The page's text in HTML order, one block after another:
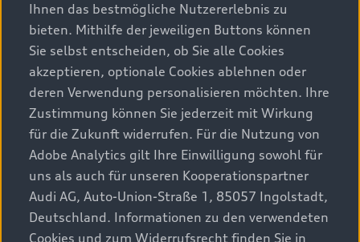
Alle Modelle
Modelle vergleichen
Elektromodelle
Plug-in-Hybride
Beratung & Kauf
Aktuelle Angebote
Sofort verfügbare Neuwagen
Gebrauchtwagen
Audi Gebrauchtwagen :plus
Geschäftskunden
Service & Zubehör
Audi Original Zubehör
Audi Services
Audi digital services
myAudi
Kundenbereich
Kontakt
Audi Partner finden
Probefahrt anfragen
Audi Welt
Ihnen das bestmögliche Nutzererlebnis zu
bieten. Mithilfe der jeweiligen Buttons können
Sie selbst entscheiden, ob Sie alle Cookies
akzeptieren, optionale Cookies ablehnen oder
deren Verwendung personalisieren möchten. Ihre
Zustimmung können Sie jederzeit mit Wirkung
für die Zukunft widerrufen. Für die Nutzung von
Adobe Analytics gilt Ihre Einwilligung sowohl für
uns als auch für unseren Kooperationspartner
Audi AG, Auto-Union-Straße 1, 85057 Ingolstadt,
Deutschland. Informationen zu den verwendeten
Cookies und zum Widerrufsrecht finden Sie in